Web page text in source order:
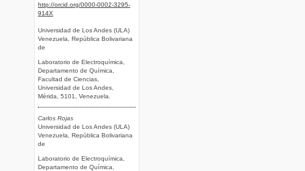
http://orcid.org/0000-0002-3295-
914X
Universidad de Los Andes (ULA)
Venezuela, República Bolivariana
de
Laboratorio de Electroquímica,
Departamento de Química,
Facultad de Ciencias,
Universidad de Los Andes,
Mérida, 5101, Venezuela.
Carlos Rojas
Universidad de Los Andes (ULA)
Venezuela, República Bolivariana
de
Laboratorio de Electroquímica,
Departamento de Química,